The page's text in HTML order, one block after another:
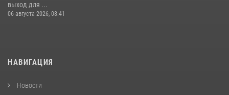
выход для ...
06 августа 2026, 08:41
НАВИГАЦИЯ
Новости